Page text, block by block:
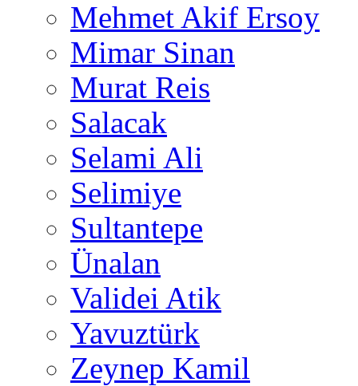
Mehmet Akif Ersoy
Mimar Sinan
Murat Reis
Salacak
Selami Ali
Selimiye
Sultantepe
Ünalan
Validei Atik
Yavuztürk
Zeynep Kamil